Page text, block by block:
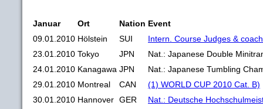
Januar Ort Nation Event
09.01.2010 Hölstein SUI
Intern. Course Judges &
23.01.2010 Tokyo JPN
Nat.: Japanese Double
24.01.2010 Kanagawa JPN
Nat.: Japanese Tumbling
29.01.2010 Montreal CAN
(1) WORLD CUP 2010 Cat. B)
30.01.2010 Hannover GER
Nat.: Deutsche